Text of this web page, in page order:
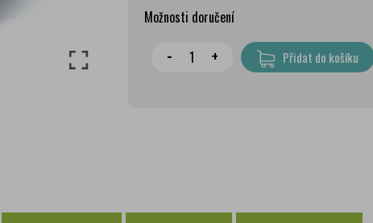
Možnosti doručení
Wolt doprava
zdarma
79 Kč
Česká pošta
zdarma
- + Přidat do košíku